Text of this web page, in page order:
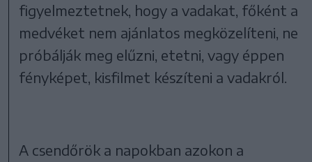
figyelmeztetnek, hogy a vadakat, főként a
medvéket nem ajánlatos megközelíteni, ne
próbálják meg elűzni, etetni, vagy éppen
fényképet, kisfilmet készíteni a vadakról.
A csendőrök a napokban azokon a